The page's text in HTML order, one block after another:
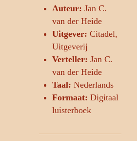
Auteur: Jan C.
van der Heide
Uitgever: Citadel,
Uitgeverij
Verteller: Jan C.
van der Heide
Taal: Nederlands
Formaat: Digitaal
luisterboek